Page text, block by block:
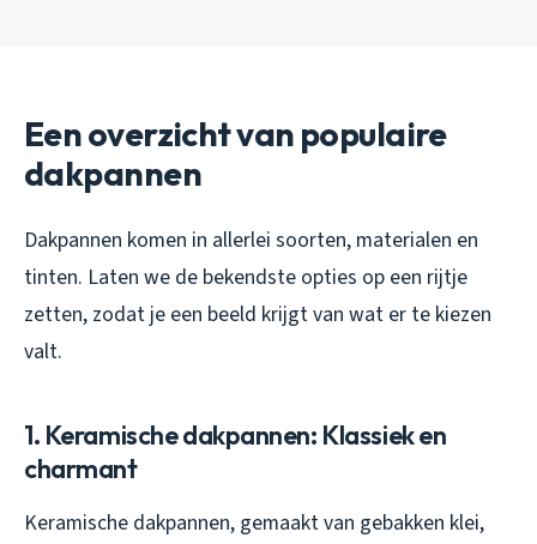
Een overzicht van populaire
dakpannen
Dakpannen komen in allerlei soorten, materialen en
tinten. Laten we de bekendste opties op een rijtje
zetten, zodat je een beeld krijgt van wat er te kiezen
valt.
1. Keramische dakpannen: Klassiek en
charmant
Keramische dakpannen, gemaakt van gebakken klei,